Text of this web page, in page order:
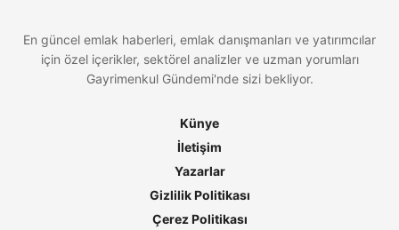
En güncel emlak haberleri, emlak danışmanları ve yatırımcılar
için özel içerikler, sektörel analizler ve uzman yorumları
Gayrimenkul Gündemi'nde sizi bekliyor.
Künye
İletişim
Yazarlar
Gizlilik Politikası
Çerez Politikası